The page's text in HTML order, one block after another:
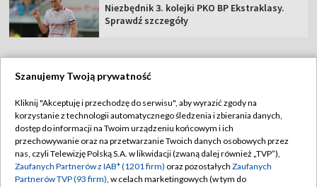
Niezbędnik 3. kolejki PKO BP Ekstraklasy.
Sprawdź szczegóły
Abonament TVP
Sklep TVP
Biuro Reklamy
Regulamin TVP
Polityka prywatności
Moje zgody
Szanujemy Twoją prywatność
Kliknij "Akceptuję i przechodzę do serwisu", aby wyrazić zgody na
korzystanie z technologii automatycznego śledzenia i zbierania danych,
dostęp do informacji na Twoim urządzeniu końcowym i ich
przechowywanie oraz na przetwarzanie Twoich danych osobowych przez
nas, czyli Telewizję Polską S.A. w likwidacji (zwaną dalej również „TVP”),
Zaufanych Partnerów z IAB* (1201 firm) oraz pozostałych Zaufanych
Partnerów TVP (93 firm), w celach marketingowych (w tym do